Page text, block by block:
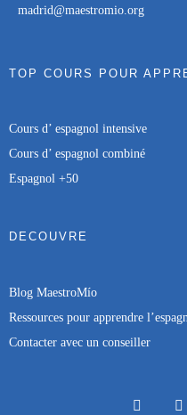
madrid@maestromio.org
TOP COURS POUR
Cours d’ espagnol intensive
Cours d’ espagnol combiné
Espagnol +50
DECOUVRE
Blog MaestroMío
Ressources pour apprendre
Contacter avec un conseiller